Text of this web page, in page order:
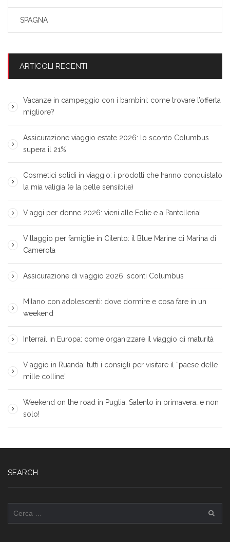
SPAGNA
ARTICOLI RECENTI
Vacanze in campeggio con i bambini: come trovare l’offerta
migliore?
Assicurazione viaggio estate 2026: lo sconto Columbus
supera il 21%
Cosmetici solidi in viaggio: i prodotti che hanno conquistato
la mia valigia (e la pelle sensibile)
Viaggi per donne 2026: vieni alle Eolie e a Pantelleria!
Villaggio per famiglie in Cilento: il Blue Marine di Marina di
Camerota
Assicurazione di viaggio 2026: sconti Columbus
Milano con adolescenti: dove dormire e cosa fare in un
weekend
Interrail in Europa: come organizzare il viaggio di maturità
Viaggio in Ruanda: tutti i consigli per visitare il “paese delle
mille colline”
Weekend on the road in Puglia: Salento in primavera…e non
solo!
SEARCH
per: